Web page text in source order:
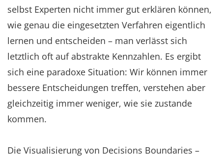
selbst Experten nicht immer gut erklären können,
wie genau die eingesetzten Verfahren eigentlich
lernen und entscheiden – man verlässt sich
letztlich oft auf abstrakte Kennzahlen. Es ergibt
sich eine paradoxe Situation: Wir können immer
bessere Entscheidungen treffen, verstehen aber
gleichzeitig immer weniger, wie sie zustande
kommen.
Die Visualisierung von Decisions Boundaries –